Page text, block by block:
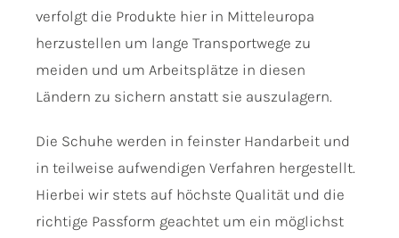
verfolgt die Produkte hier in Mitteleuropa
herzustellen um lange Transportwege zu
meiden und um Arbeitsplätze in diesen
Ländern zu sichern anstatt sie auszulagern.
Die Schuhe werden in feinster Handarbeit und
in teilweise aufwendigen Verfahren hergestellt.
Hierbei wir stets auf höchste Qualität und die
richtige Passform geachtet um ein möglichst